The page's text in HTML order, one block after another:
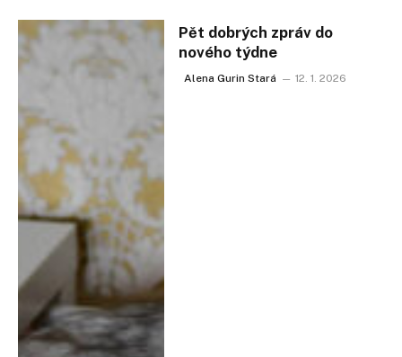
Pět dobrých zpráv do
nového týdne
Alena Gurin Stará 12. 1. 2026